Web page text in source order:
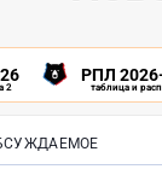
2
РПЛ
таблица и